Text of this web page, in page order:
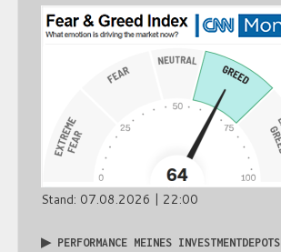
Stand: 07.08.2026 | 22:00
▶ PERFORMANCE MEINES INVESTMENTDEPOTS